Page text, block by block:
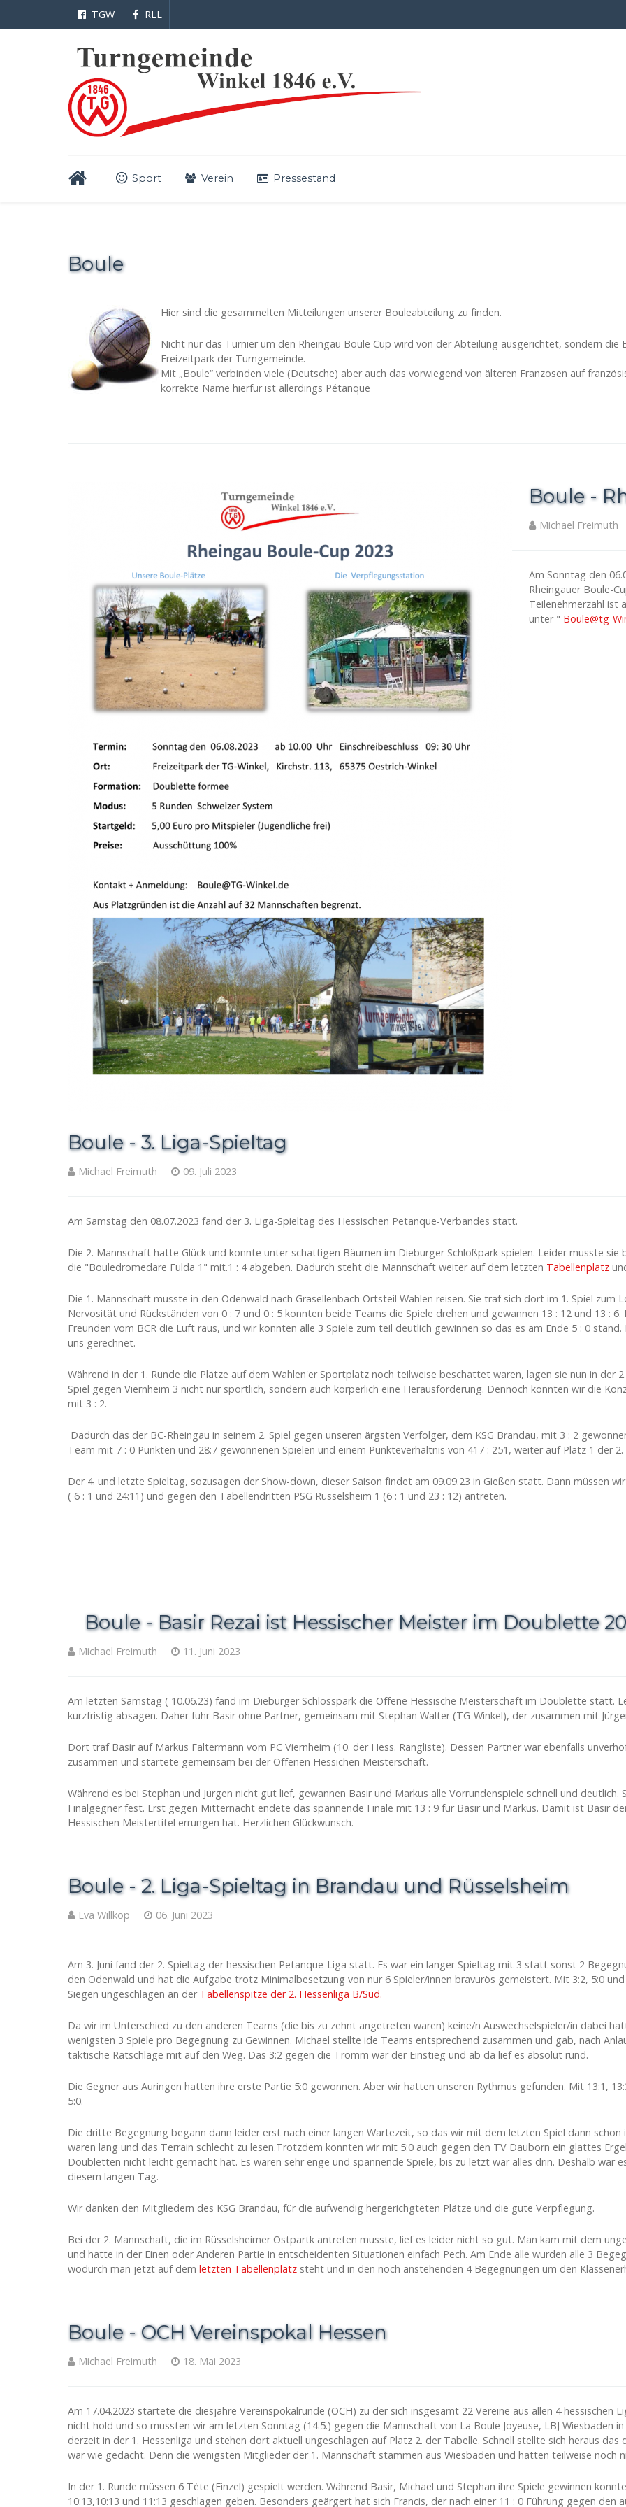
TGW RLL
Sport Verein Pressestand
Boule
Hier sind die gesammelten Mitteilungen unserer Bouleabteilung zu finden.
Nicht nur das Turnier um den Rheingau Boule Cup wird von der Abteilung ausgerichtet, sondern
Freizeitpark der Turngemeinde.
Mit „Boule“ verbinden viele (Deutsche) aber auch das vorwiegend von älteren Franzosen auf
korrekte Name hierfür ist allerdings Pétanque
Boule -
Michael Freimuth
Am Sonntag den
Rheingauer Boule-
Teilenehmerzahl ist
unter " Boule@tg-
Boule - 3. Liga-Spieltag
Michael Freimuth 09. Juli 2023
Am Samstag den 08.07.2023 fand der 3. Liga-Spieltag des Hessischen Petanque-Verbandes statt.
Die 2. Mannschaft hatte Glück und konnte unter schattigen Bäumen im Dieburger Schloßpark spielen. Leider musste sie
die "Bouledromedare Fulda 1" mit.1 : 4 abgeben. Dadurch steht die Mannschaft weiter auf dem letzten Tabellenplatz
Die 1. Mannschaft musste in den Odenwald nach Grasellenbach Ortsteil Wahlen reisen. Sie traf sich dort im 1. Spiel zum
Nervosität und Rückständen von 0 : 7 und 0 : 5 konnten beide Teams die Spiele drehen und gewannen 13 : 12 und 13 :
Freunden vom BCR die Luft raus, und wir konnten alle 3 Spiele zum teil deutlich gewinnen so das es am Ende 5 : 0
uns gerechnet.
Während in der 1. Runde die Plätze auf dem Wahlen'er Sportplatz noch teilweise beschattet waren, lagen sie nun in der
Spiel gegen Viernheim 3 nicht nur sportlich, sondern auch körperlich eine Herausforderung. Dennoch konnten wir die
mit 3 : 2.
Dadurch das der BC-Rheingau in seinem 2. Spiel gegen unseren ärgsten Verfolger, dem KSG Brandau, mit 3 : 2
Team mit 7 : 0 Punkten und 28:7 gewonnenen Spielen und einem Punkteverhältnis von 417 : 251, weiter auf Platz 1 der 2.
Der 4. und letzte Spieltag, sozusagen der Show-down, dieser Saison findet am 09.09.23 in Gießen statt. Dann müssen
( 6 : 1 und 24:11) und gegen den Tabellendritten PSG Rüsselsheim 1 (6 : 1 und 23 : 12) antreten.
Boule - Basir Rezai ist Hessischer Meister im Doublette
Michael Freimuth 11. Juni 2023
Am letzten Samstag ( 10.06.23) fand im Dieburger Schlosspark die Offene Hessische Meisterschaft im Doublette statt.
kurzfristig absagen. Daher fuhr Basir ohne Partner, gemeinsam mit Stephan Walter (TG-Winkel), der zusammen mit
Dort traf Basir auf Markus Faltermann vom PC Viernheim (10. der Hess. Rangliste). Dessen Partner war ebenfalls
zusammen und startete gemeinsam bei der Offenen Hessichen Meisterschaft.
Während es bei Stephan und Jürgen nicht gut lief, gewannen Basir und Markus alle Vorrundenspiele schnell und
Finalgegner fest. Erst gegen Mitternacht endete das spannende Finale mit 13 : 9 für Basir und Markus. Damit ist Basir
Hessischen Meistertitel errungen hat. Herzlichen Glückwunsch.
Boule - 2. Liga-Spieltag in Brandau und Rüsselsheim
Eva Willkop 06. Juni 2023
Am 3. Juni fand der 2. Spieltag der hessischen Petanque-Liga statt. Es war ein langer Spieltag mit 3 statt sonst 2
den Odenwald und hat die Aufgabe trotz Minimalbesetzung von nur 6 Spieler/innen bravurös gemeistert. Mit 3:2, 5:0
Siegen ungeschlagen an der Tabellenspitze der 2. Hessenliga B/Süd.
Da wir im Unterschied zu den anderen Teams (die bis zu zehnt angetreten waren) keine/n Auswechselspieler/in dabei
wenigsten 3 Spiele pro Begegnung zu Gewinnen. Michael stellte ide Teams entsprechend zusammen und gab, nach
taktische Ratschläge mit auf den Weg. Das 3:2 gegen die Tromm war der Einstieg und ab da lief es absolut rund.
Die Gegner aus Auringen hatten ihre erste Partie 5:0 gewonnen. Aber wir hatten unseren Rythmus gefunden. Mit 13:1,
5:0.
Die dritte Begegnung begann dann leider erst nach einer langen Wartezeit, so das wir mit dem letzten Spiel dann schon
waren lang und das Terrain schlecht zu lesen.Trotzdem konnten wir mit 5:0 auch gegen den TV Dauborn ein glattes
Doubletten nicht leicht gemacht hat. Es waren sehr enge und spannende Spiele, bis zu letzt war alles drin. Deshalb war
diesem langen Tag.
Wir danken den Mitgliedern des KSG Brandau, für die aufwendig hergerichgteten Plätze und die gute Verpflegung.
Bei der 2. Mannschaft, die im Rüsselsheimer Ostpartk antreten musste, lief es leider nicht so gut. Man kam mit dem
und hatte in der Einen oder Anderen Partie in entscheidenten Situationen einfach Pech. Am Ende alle wurden alle 3
wodurch man jetzt auf dem letzten Tabellenplatz steht und in den noch anstehenden 4 Begegnungen um den
Boule - OCH Vereinspokal Hessen
Michael Freimuth 18. Mai 2023
Am 17.04.2023 startete die diesjähre Vereinspokalrunde (OCH) zu der sich insgesamt 22 Vereine aus allen 4 hessischen
nicht hold und so mussten wir am letzten Sonntag (14.5.) gegen die Mannschaft von La Boule Joyeuse, LBJ Wiesbaden
derzeit in der 1. Hessenliga und stehen dort aktuell ungeschlagen auf Platz 2. der Tabelle. Schnell stellte sich heraus
war wie gedacht. Denn die wenigsten Mitglieder der 1. Mannschaft stammen aus Wiesbaden und hatten teilweise noch
In der 1. Runde müssen 6 Tète (Einzel) gespielt werden. Während Basir, Michael und Stephan ihre Spiele gewinnen
10:13,10:13 und 11:13 geschlagen geben. Besonders geärgert hat sich Francis, der nach einer 11 : 0 Führung gegen den